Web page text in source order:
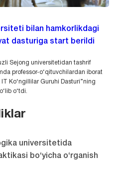
bilan hamkorlikdagi
dasturiga start berildi
Sejong universitetidan tashrif
professor-o‘qituvchilardan iborat
Ko‘ngillilar Guruhi Dasturi”ning
o‘tdi.
universitetida
bo‘yicha o‘rganish